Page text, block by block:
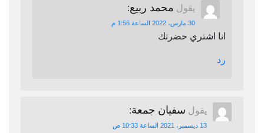
يقول محمد ربيع:
30 مارس، 2022 الساعة 1:56 م
انا اشتري حضرتك
رد
يقول سفيان جمعة:
13 ديسمبر، 2021 الساعة 10:33 ص